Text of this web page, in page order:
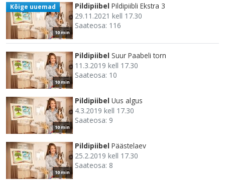
10 min
Kõige uuemad Pildipiibel Pildipiibli Ekstra 3
29.11.2021 kell 17.30
Saateosa: 116
10 min
Pildipiibel Suur Paabeli torn
11.3.2019 kell 17.30
Saateosa: 10
10 min
Pildipiibel Uus algus
4.3.2019 kell 17.30
Saateosa: 9
10 min
Pildipiibel Päästelaev
25.2.2019 kell 17.30
Saateosa: 8